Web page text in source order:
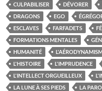
CULPABILISER
DÉVORER
DRAGONS
EGO
ESCLAVES
FARFADETS
FORMATIONS MENTALES
HUMANITÉ
L'HISTOIRE
L'IMPRUDENCE
L'INTELLECT ORGUEILLEUX
LA LUNE À SES PIEDS
LA